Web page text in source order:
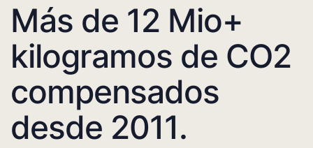
Más de 12 Mio+
kilogramos de CO2
compensados
desde 2011.